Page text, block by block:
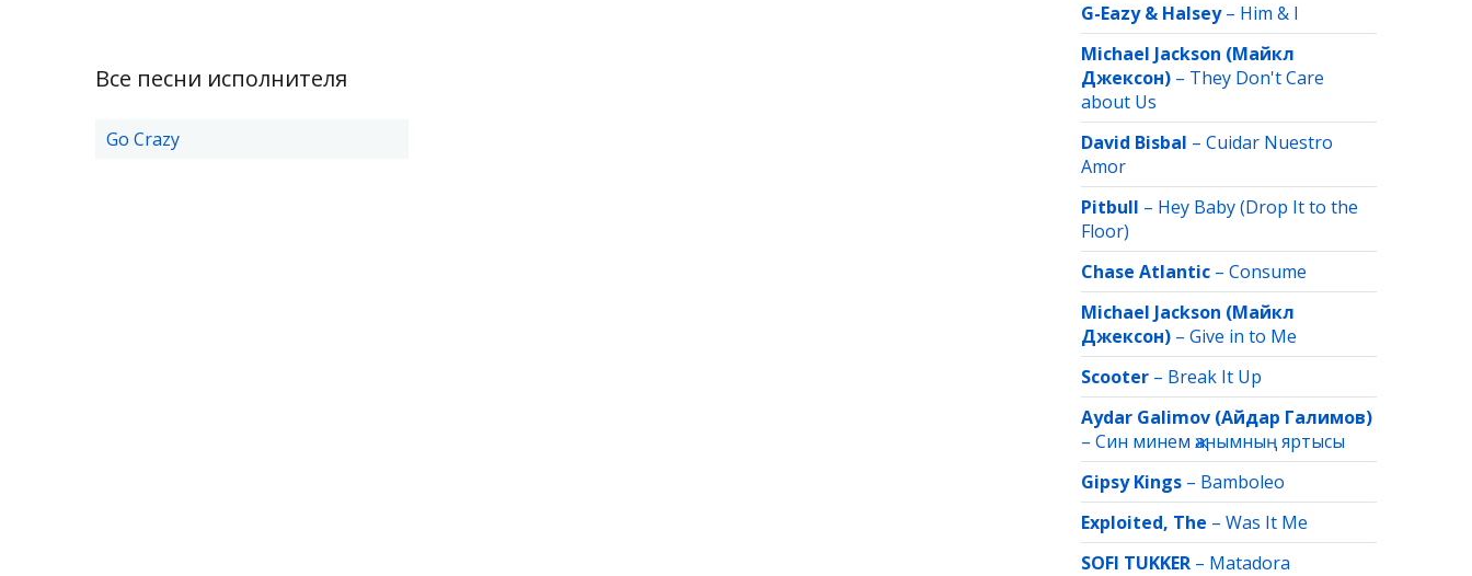
Все песни исполнителя
Go Crazy
G-Eazy & Halsey– Him & I
Michael Jackson (Майкл
Джексон) – They Don't Care
about Us
David Bisbal – Cuidar Nuestro
Amor
Pitbull – Hey Baby (Drop It to the
Floor)
Chase Atlantic – Consume
Michael Jackson (Майкл
Джексон) – Give in to Me
Scooter – Break It Up
Aydar Galimov (Айдар Галимов)
– Син минем җанымның яртысы
Gipsy Kings – Bamboleo
Exploited, The – Was It Me
SOFI TUKKER – Matadora